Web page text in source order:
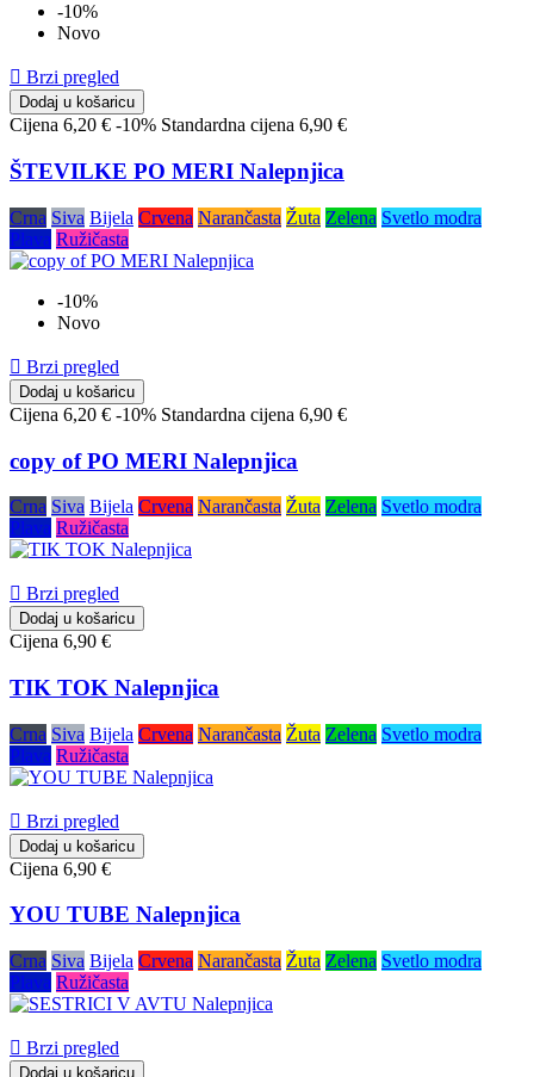
-10%
Novo
 Brzi pregled
Dodaj u košaricu
Cijena 6,20 € -10% Standardna cijena 6,90 €
ŠTEVILKE PO MERI Nalepnjica
Crna Siva Bijela Crvena Narančasta Žuta Zelena Svetlo modra
Plava Ružičasta
-10%
Novo
 Brzi pregled
Dodaj u košaricu
Cijena 6,20 € -10% Standardna cijena 6,90 €
copy of PO MERI Nalepnjica
Crna Siva Bijela Crvena Narančasta Žuta Zelena Svetlo modra
Plava Ružičasta
 Brzi pregled
Dodaj u košaricu
Cijena 6,90 €
TIK TOK Nalepnjica
Crna Siva Bijela Crvena Narančasta Žuta Zelena Svetlo modra
Plava Ružičasta
 Brzi pregled
Dodaj u košaricu
Cijena 6,90 €
YOU TUBE Nalepnjica
Crna Siva Bijela Crvena Narančasta Žuta Zelena Svetlo modra
Plava Ružičasta
 Brzi pregled
Dodaj u košaricu